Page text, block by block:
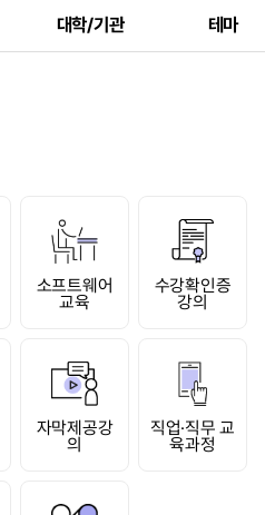
대학/기관 테마
소프트웨어
교육
수강확인증
강의
자막제공강
의
직업·직무 교
육과정